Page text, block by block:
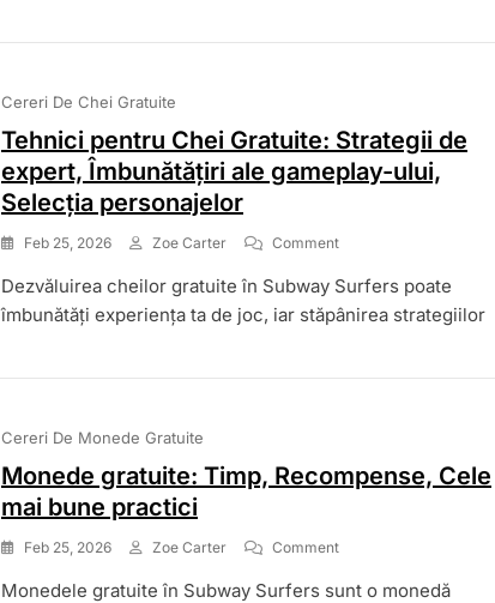
Exclusive,
Lansări
Sezoniere
Cereri De Chei Gratuite
Tehnici pentru Chei Gratuite: Strategii de
expert, Îmbunătățiri ale gameplay-ului,
Selecția personajelor
Feb 25, 2026 Zoe Carter CommentOn
Pentru
Chei
De
Gameplay-
Ului,
Dezvăluirea cheilor gratuite în Subway Surfers poate
îmbunătăți experiența ta de joc, iar stăpânirea strategiilor
Cereri De Monede Gratuite
Monede gratuite: Timp, Recompense, Cele
mai bune practici
Feb 25, 2026 Zoe Carter CommentOn
Gratuite:
Monedele gratuite în Subway Surfers sunt o monedă